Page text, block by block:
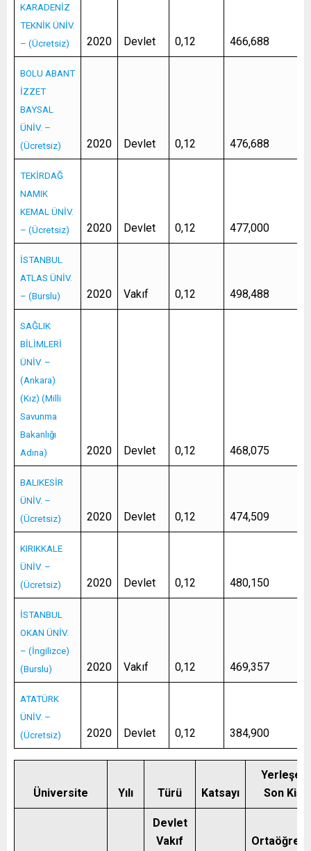
KARADENİZ
TEKNİK ÜNİV.
– (Ücretsiz)
2020 Devlet 0,12 466,688
BOLU ABANT
İZZET
BAYSAL
ÜNİV. –
(Ücretsiz)
2020 Devlet 0,12 476,688
TEKİRDAĞ
NAMIK
KEMAL ÜNİV.
– (Ücretsiz)
2020 Devlet 0,12 477,000
İSTANBUL
ATLAS ÜNİV.
– (Burslu)
2020 Vakıf 0,12 498,488
SAĞLIK
BİLİMLERİ
ÜNİV. –
(Ankara)
(Kız) (Milli
Savunma
Bakanlığı
Adına)
2020 Devlet 0,12 468,075
BALIKESİR
ÜNİV. –
(Ücretsiz)
2020 Devlet 0,12 474,509
KIRIKKALE
ÜNİV. –
(Ücretsiz)
2020 Devlet 0,12 480,150
İSTANBUL
OKAN ÜNİV.
– (İngilizce)
(Burslu)
2020 Vakıf 0,12 469,357
ATATÜRK
ÜNİV. –
(Ücretsiz)
2020 Devlet 0,12 384,900
Üniversite Yılı Türü Katsayı
Yerleşen
Son Kişi
Devlet
Vakıf